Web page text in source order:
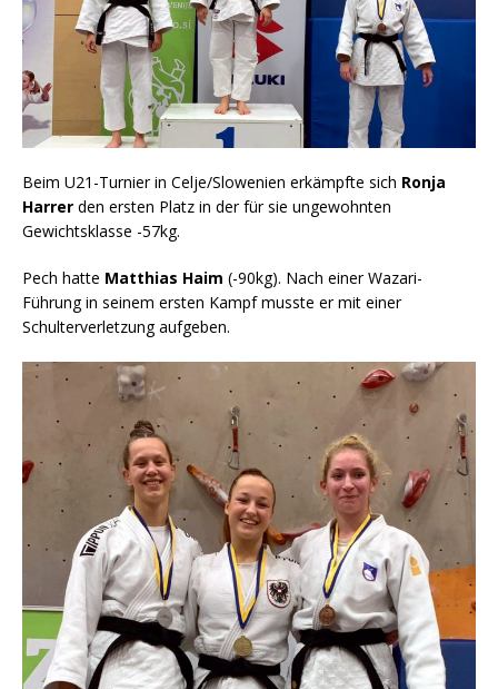
Beim U21-Turnier in Celje/Slowenien erkämpfte sich Ronja
Harrer den ersten Platz in der für sie ungewohnten
Gewichtsklasse -57kg.
Pech hatte Matthias Haim (-90kg). Nach einer Wazari-
Führung in seinem ersten Kampf musste er mit einer
Schulterverletzung aufgeben.